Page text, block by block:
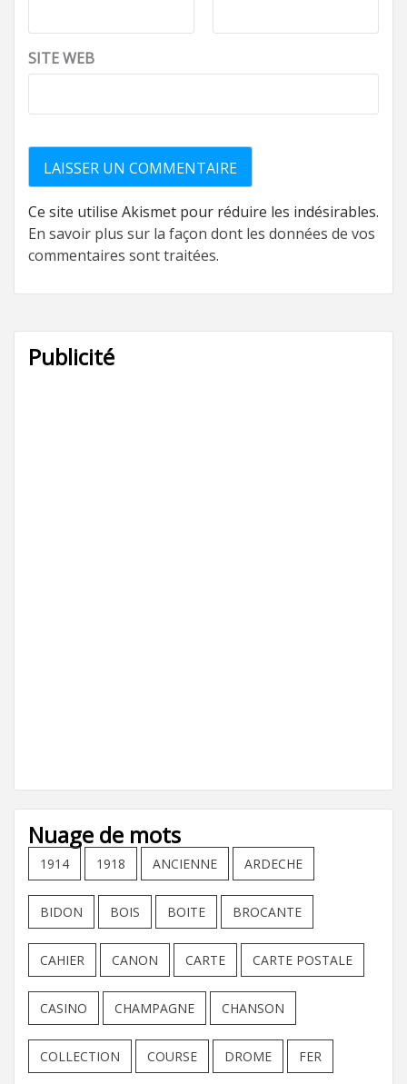
SITE WEB
Ce site utilise Akismet pour réduire les indésirables.
En savoir plus sur la façon dont les données de vos
commentaires sont traitées.
Publicité
Nuage de mots
1914 1918 ANCIENNE ARDECHE
BIDON BOIS BOITE BROCANTE
CAHIER CANON CARTE CARTE POSTALE
CASINO CHAMPAGNE CHANSON
COLLECTION COURSE DROME FER